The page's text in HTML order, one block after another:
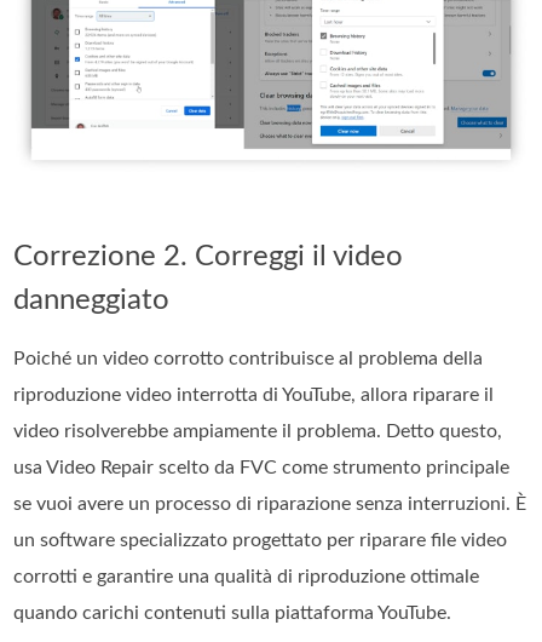
Correzione 2. Correggi il video
danneggiato
Poiché un video corrotto contribuisce al problema della
riproduzione video interrotta di YouTube, allora riparare il
video risolverebbe ampiamente il problema. Detto questo,
usa Video Repair scelto da FVC come strumento principale
se vuoi avere un processo di riparazione senza interruzioni. È
un software specializzato progettato per riparare file video
corrotti e garantire una qualità di riproduzione ottimale
quando carichi contenuti sulla piattaforma YouTube.